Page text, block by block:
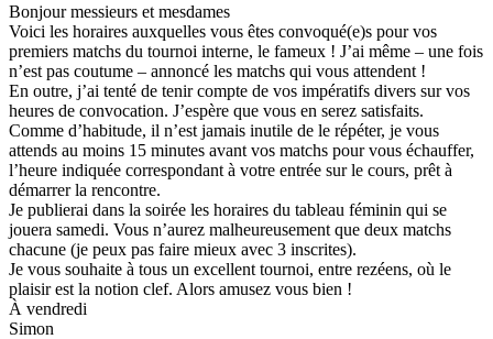
Bonjour messieurs et mesdames
Voici les horaires auxquelles vous êtes convoqué(e)s pour vos
premiers matchs du tournoi interne, le fameux ! J’ai même – une fois
n’est pas coutume – annoncé les matchs qui vous attendent !
En outre, j’ai tenté de tenir compte de vos impératifs divers sur vos
heures de convocation. J’espère que vous en serez satisfaits.
Comme d’habitude, il n’est jamais inutile de le répéter, je vous
attends au moins 15 minutes avant vos matchs pour vous échauffer,
l’heure indiquée correspondant à votre entrée sur le cours, prêt à
démarrer la rencontre.
Je publierai dans la soirée les horaires du tableau féminin qui se
jouera samedi. Vous n’aurez malheureusement que deux matchs
chacune (je peux pas faire mieux avec 3 inscrites).
Je vous souhaite à tous un excellent tournoi, entre rezéens, où le
plaisir est la notion clef. Alors amusez vous bien !
À vendredi
Simon